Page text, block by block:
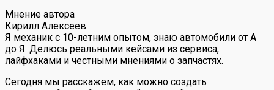
Мнение автора
Кирилл Алексеев
Я механик с 10-летним опытом, знаю автомобили от А
до Я. Делюсь реальными кейсами из сервиса,
лайфхаками и честными мнениями о запчастях.
Сегодня мы расскажем, как можно создать